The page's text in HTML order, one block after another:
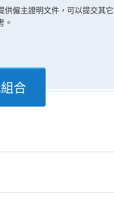
僱主證明文件，可以提交其
。
合